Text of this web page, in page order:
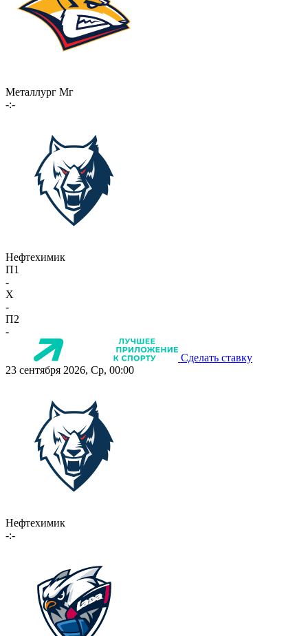
Металлург Мг
-:-
Нефтехимик
П1
-
X
-
П2
-
Сделать ставку
23 сентября 2026, Ср, 00:00
Нефтехимик
-:-